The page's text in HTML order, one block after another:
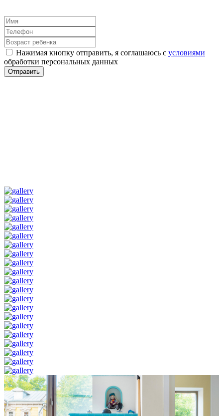
Нажимая кнопку отправить, я соглашаюсь с условиями
обработки персональных данных